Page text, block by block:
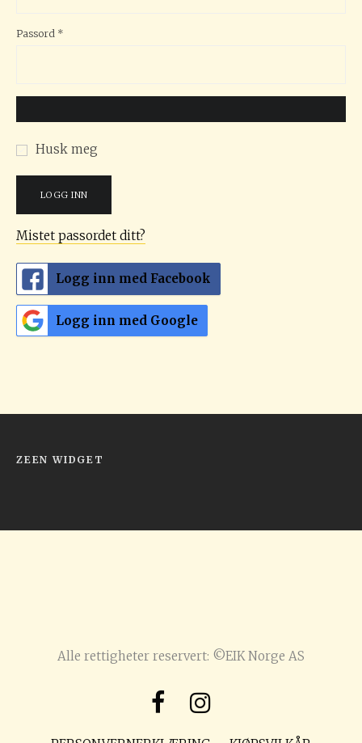
Passord *
Husk meg
LOGG INN
Mistet passordet ditt?
Logg inn med Facebook
Logg inn med Google
ZEEN WIDGET
Alle rettigheter reservert: ©EIK Norge AS